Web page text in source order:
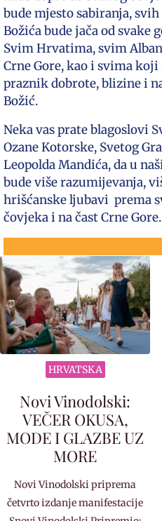
bude mjesto sabiranja,
Božića bude jača od svake
Svim Hrvatima, svim
Crne Gore, kao i svima
praznik dobrote, blizine i
Božić.
Neka vas prate blagoslovi
Ozane Kotorske, Svetog
Leopolda Mandića, da u
bude više razumijevanja,
hrišćanske ljubavi prema
čovjeka i na čast Crne Gore.
HRVATSKA
Novi Vinodolski:
VEČER OKUSA,
MODE I GLAZBE UZ
MORE
Novi Vinodolski priprema
četvrto izdanje manifestacije